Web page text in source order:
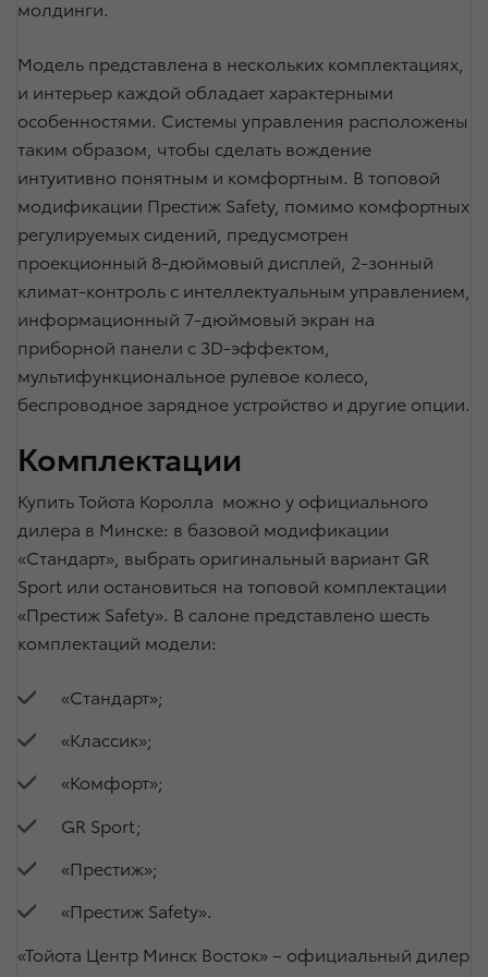
молдинги.
Модель представлена в нескольких комплектациях,
и интерьер каждой обладает характерными
особенностями. Системы управления расположены
таким образом, чтобы сделать вождение
интуитивно понятным и комфортным. В топовой
модификации Престиж Safety, помимо комфортных
регулируемых сидений, предусмотрен
проекционный 8-дюймовый дисплей, 2-зонный
климат-контроль с интеллектуальным управлением,
информационный 7-дюймовый экран на
приборной панели с 3D-эффектом,
мультифункциональное рулевое колесо,
беспроводное зарядное устройство и другие опции.
Комплектации
Купить Тойота Королла можно у официального
дилера в Минске: в базовой модификации
«Стандарт», выбрать оригинальный вариант GR
Sport или остановиться на топовой комплектации
«Престиж Safety». В салоне представлено шесть
комплектаций модели:
«Стандарт»;
«Классик»;
«Комфорт»;
GR Sport;
«Престиж»;
«Престиж Safety».
«Тойота Центр Минск Восток» – официальный дилер